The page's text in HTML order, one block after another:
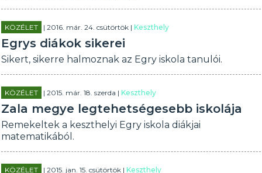
KÖZÉLET | 2016. már. 24. csütörtök |Keszthely
Egrys diákok sikerei
Sikert, sikerre halmoznak az Egry iskola tanulói.
KÖZÉLET | 2015. már. 18. szerda |Keszthely
Zala megye legtehetségesebb iskolája
Remekeltek a keszthelyi Egry iskola diákjai
matematikából.
KÖZÉLET | 2015. jan. 15. csütörtök |Keszthely